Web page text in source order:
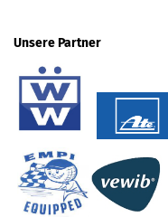
Unsere Partner